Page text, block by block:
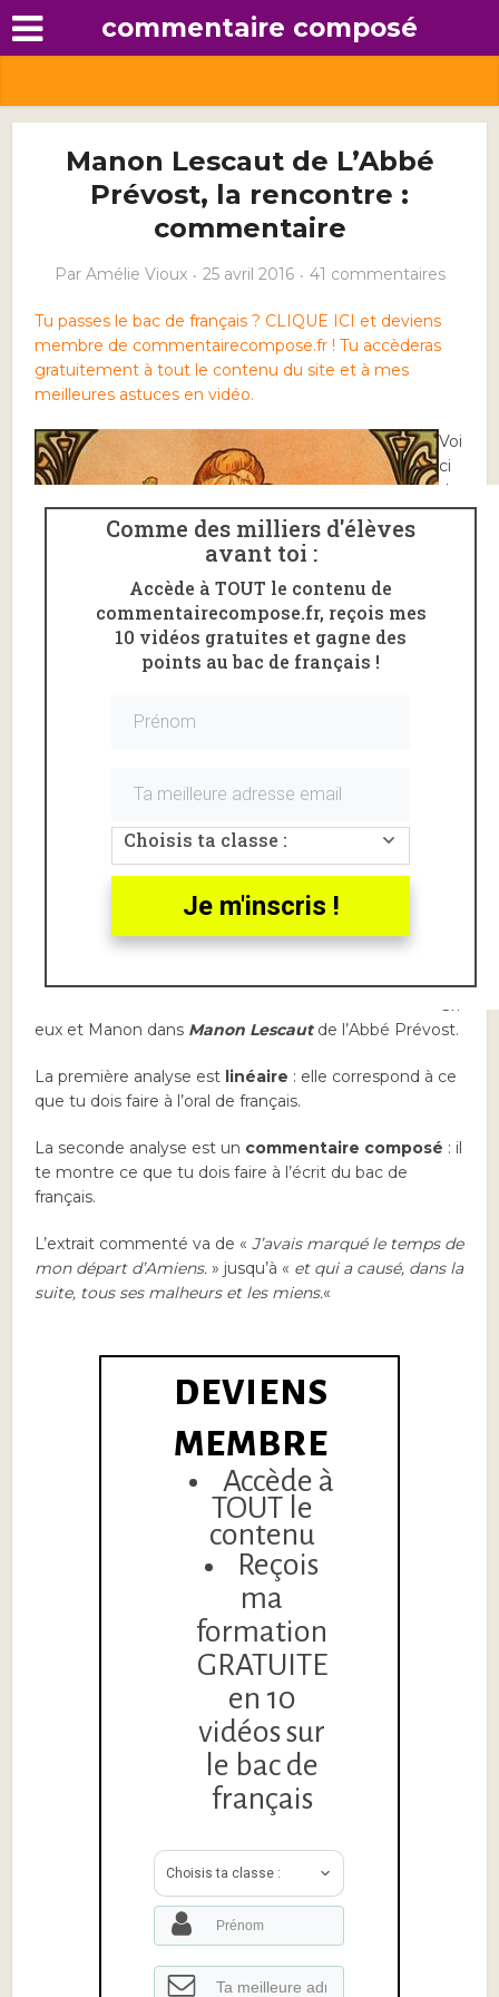
commentaire composé
Manon Lescaut de L’Abbé
Prévost, la rencontre :
commentaire
Par Amélie Vioux 25 avril 2016 41 commentaires
Tu passes le bac de français ? CLIQUE ICI et deviens
membre de commentairecompose.fr ! Tu accèderas
gratuitement à tout le contenu du site et à mes
meilleures astuces en vidéo.
Voi
ci
de
ux
s
Gri
eux et Manon dans Manon Lescaut de l’Abbé Prévost.
La première analyse est linéaire : elle correspond à ce
que tu dois faire à l’oral de français.
La seconde analyse est un commentaire composé : il
te montre ce que tu dois faire à l’écrit du bac de
français.
L’extrait commenté va de «J’avais marqué le temps de
mon départ d’Amiens. » jusqu’à « et qui a causé, dans la
suite, tous ses malheurs et les miens.«
DEVIENS
MEMBRE
Accède à
TOUT le
contenu
Reçois
ma
formation
GRATUITE
en 10
vidéos sur
le bac de
français
Choisis ta classe :
Comme des milliers d'élèves
avant toi :
Accède à TOUT le contenu de
commentairecompose.fr, reçois mes
10 vidéos gratuites et gagne des
points au bac de français !
Choisis ta classe :
Je m'inscris !